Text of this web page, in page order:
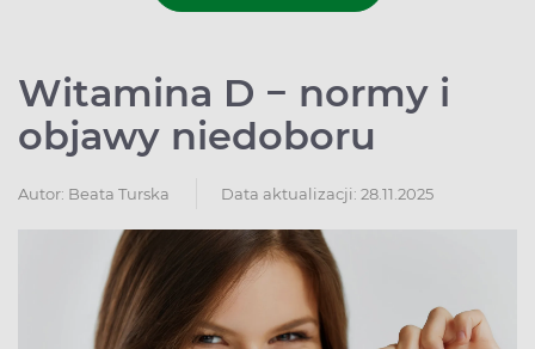
Witamina D − normy i
objawy niedoboru
Autor: Beata Turska Data aktualizacji: 28.11.2025